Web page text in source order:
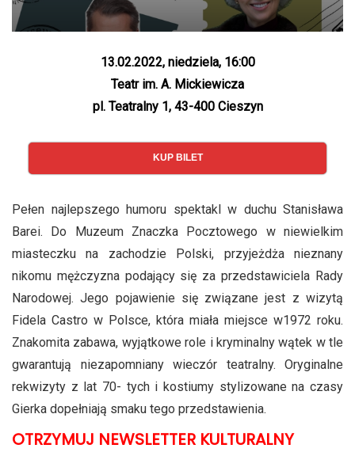
13.02.2022, niedziela, 16:00
Teatr im. A. Mickiewicza
pl. Teatralny 1, 43-400 Cieszyn
KUP BILET
Pełen najlepszego humoru spektakl w duchu Stanisława
Barei. Do Muzeum Znaczka Pocztowego w niewielkim
miasteczku na zachodzie Polski, przyjeżdża nieznany
nikomu mężczyzna podający się za przedstawiciela Rady
Narodowej. Jego pojawienie się związane jest z wizytą
Fidela Castro w Polsce, która miała miejsce w1972 roku.
Znakomita zabawa, wyjątkowe role i kryminalny wątek w tle
gwarantują niezapomniany wieczór teatralny. Oryginalne
rekwizyty z lat 70- tych i kostiumy stylizowane na czasy
Gierka dopełniają smaku tego przedstawienia.
OTRZYMUJ NEWSLETTER KULTURALNY